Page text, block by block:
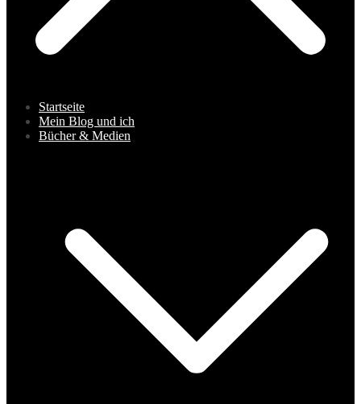
Startseite
Mein Blog und ich
Bücher & Medien